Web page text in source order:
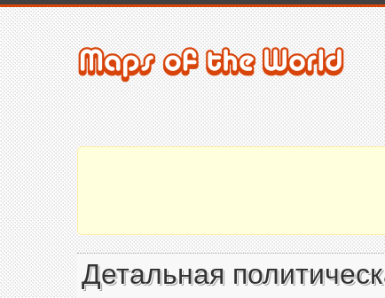
Детальная